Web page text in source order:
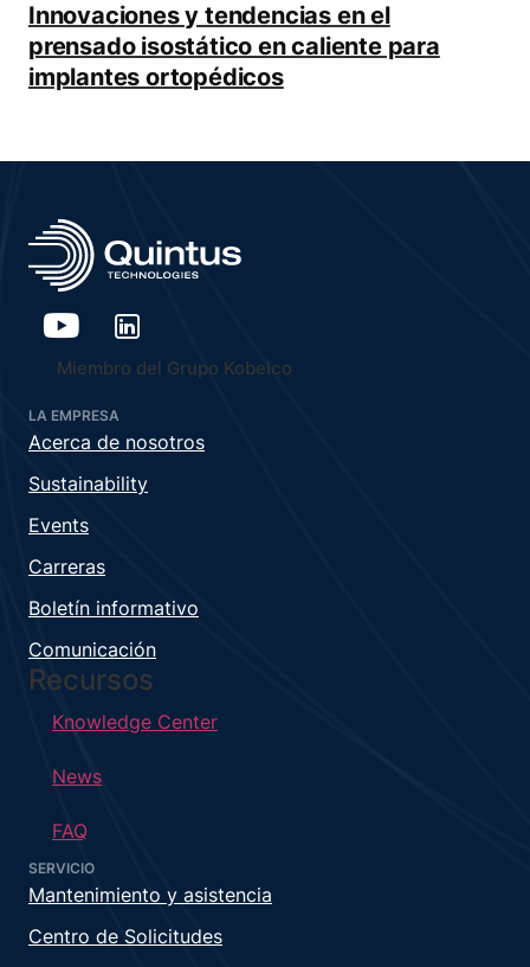
Innovaciones y tendencias en el
prensado isostático en caliente para
implantes ortopédicos
Miembro del Grupo Kobelco
LA EMPRESA
Acerca de nosotros
Sustainability
Events
Carreras
Boletín informativo
Comunicación
Recursos
Knowledge Center
News
FAQ
SERVICIO
Mantenimiento y asistencia
Centro de Solicitudes